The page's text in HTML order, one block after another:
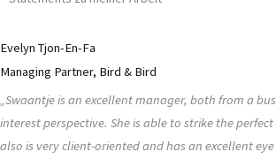
Evelyn Tjon-En-Fa
Managing Partner, Bird & Bird
„Swaantje is an excellent manager, both from a
interest perspective. She is able to strike the
also is very client-oriented and has an excellent